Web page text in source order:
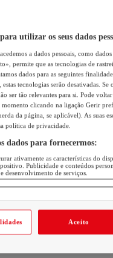
utilizar os seus dados
a dados pessoais, como
permite que as tecnologias de
dados para as seguintes
tecnologias serão desativadas. Se
ser tão relevantes para si. Pode voltar
clicando na ligação Gerir
da página, se aplicável). As suas
política de privacidade.
dados para fornecermos:
ativamente as características do
Publicidade e conteúdos
desenvolvimento de serviços.
Aceito